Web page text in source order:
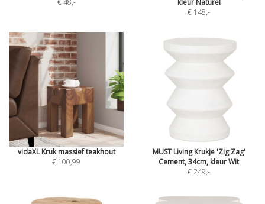
€ 48,-
kleur Naturel
€ 148,-
vidaXL Kruk massief teakhout
€ 100,99
MUST Living Krukje 'Zig Zag'
Cement, 34cm, kleur Wit
€ 249,-